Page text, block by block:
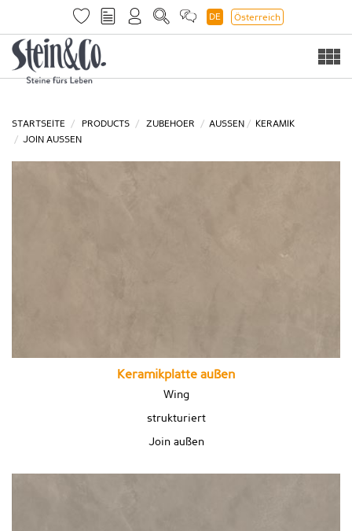
DE Österreich
STARTSEITE PRODUCTS ZUBEHOER AUSSEN
KERAMIK
JOIN AUSSEN
Keramikplatte außen
Wing
strukturiert
Join außen